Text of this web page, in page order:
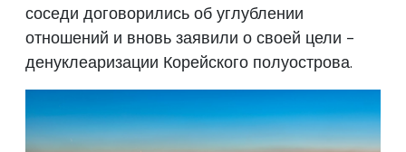
соседи договорились об углублении
отношений и вновь заявили о своей цели -
денуклеаризации Корейского полуострова.